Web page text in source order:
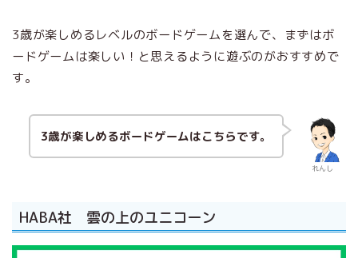
3歳が楽しめるレベルのボードゲームを選んで、まずはボ
ードゲームは楽しい！と思えるように遊ぶのがおすすめで
す。
れんし
3歳が楽しめるボードゲームはこちらです。
HABA社 雲の上のユニコーン